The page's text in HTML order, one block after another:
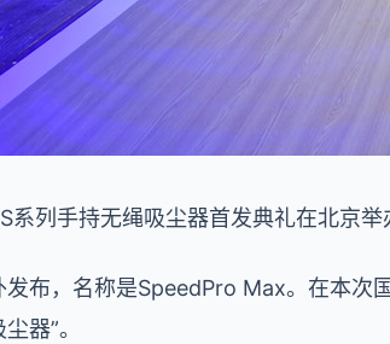
系列手持无绳吸尘器首发典礼在北京举
布，名称是SpeedPro Max。在本次
器”。